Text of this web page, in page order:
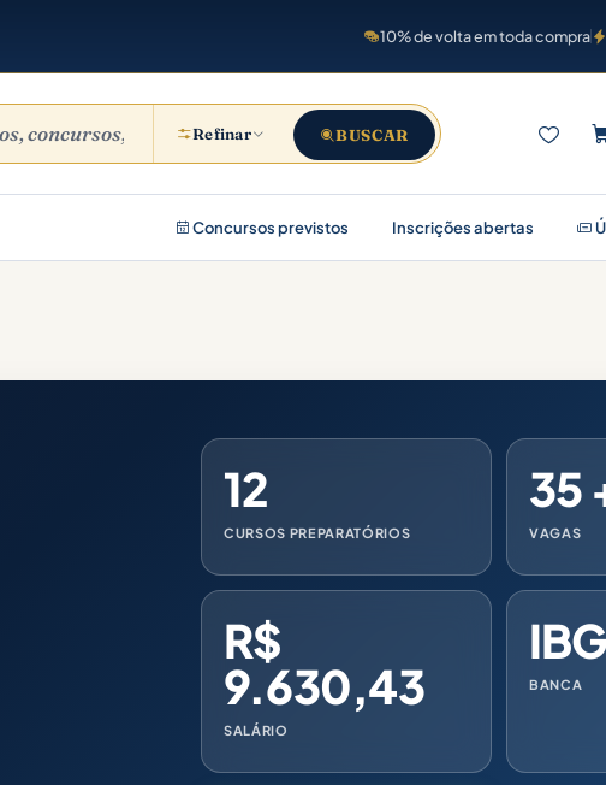
10% de volta em toda compra
Refinar BUSCAR
Concursos previstos Inscrições abertas
12
CURSOS PREPARATÓRIOS
35
VAGAS
R$
9.630,43
SALÁRIO
BANCA